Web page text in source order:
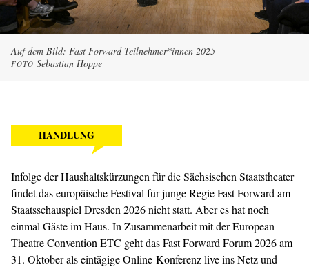
Auf dem Bild: Fast Forward Teilnehmer*innen 2025
FOTO Sebastian Hoppe
HANDLUNG
Infolge der Haushaltskürzungen für die Sächsischen Staatstheater
findet das europäische Festival für junge Regie Fast Forward am
Staatsschauspiel Dresden 2026 nicht statt. Aber es hat noch
einmal Gäste im Haus. In Zusammenarbeit mit der European
Theatre Convention ETC geht das Fast Forward Forum 2026 am
31. Oktober als eintägige Online-Konferenz live ins Netz und